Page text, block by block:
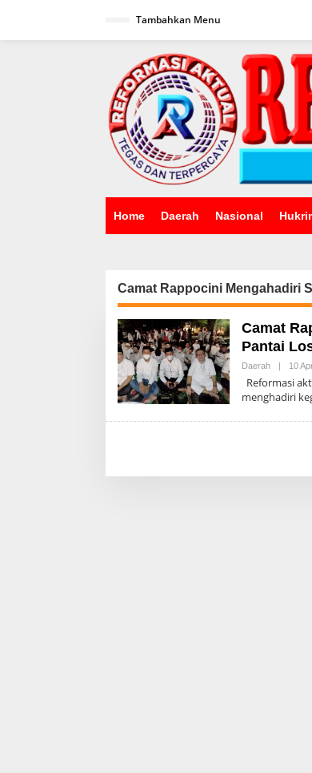
Tambahkan Menu
Home Daerah Nasional
Camat Rappocini Mengahadiri
Camat
Pantai
Daerah | 10
Reformasi
menghadiri